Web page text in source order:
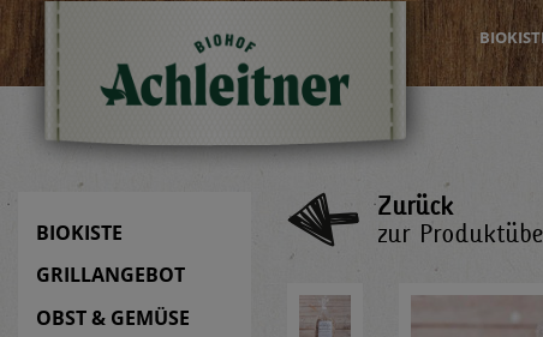
BIOKISTE
GRILLANGEBOT
OBST & GEMÜSE
Zurück
zur